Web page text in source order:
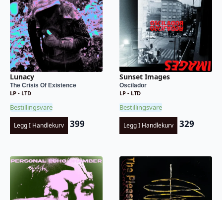
Lunacy
The Crisis Of Existence
LP - LTD
Bestillingsvare
Legg I Handlekurv 399
Sunset Images
Oscilador
LP - LTD
Bestillingsvare
Legg I Handlekurv 329